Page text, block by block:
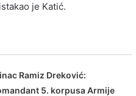
je Katić.
Ramiz Dreković:
5. korpusa Armije